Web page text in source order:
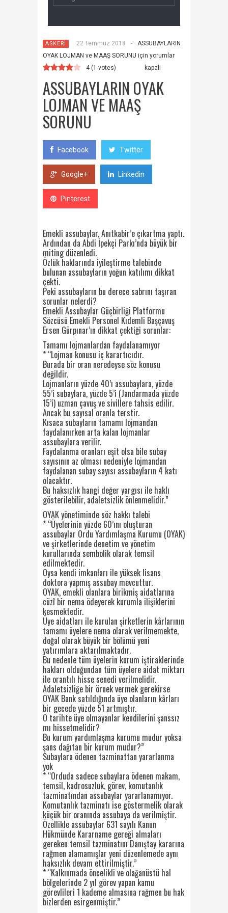
ASKERİ 22 Temmuz 2018 -
ASSUBAYLARIN
OYAK LOJMAN ve MAAŞ SORUNU için yorumlar
kapalı
4(1 votes)
ASSUBAYLARIN OYAK
LOJMAN VE MAAŞ
SORUNU
Facebook Twitter
Google+ Linkedin
Pinterest
Emekli assubaylar, Anıtkabir’e çıkartma yaptı.
Ardından da Abdi İpekçi Parkı’nda büyük bir
miting düzenledi.
Özlük haklarında iyileştirme talebinde
bulunan assubayların yoğun katılımı dikkat
çekti.
Peki assubayların bu derece sabrını taşıran
sorunlar nelerdi?
Emekli Assubaylar Güçbirliği Platformu
Sözcüsü Emekli Personel Kıdemli Başçavuş
Ersen Gürpınar’ın dikkat çektiği sorunlar:
Tamamı lojmanlardan faydalanamıyor
* “Lojman konusu iç karartıcıdır.
Burada bir oran neredeyse söz konusu
değildir.
Lojmanların yüzde 40’ı assubaylara, yüzde
55’i subaylara, yüzde 5’i (Jandarmada yüzde
15’i) uzman çavuş ve sivillere tahsis edilir.
Ancak bu sayısal oranla terstir.
Kısaca subayların tamamı lojmandan
faydalanırken arta kalan lojmanlar
assubaylara verilir.
Faydalanma oranları eşit olsa bile subay
sayısının az olması nedeniyle lojmandan
faydalanan subay sayısı assubayların 4 katı
olacaktır.
Bu haksızlık hangi değer yargısı ile haklı
gösterilebilir, adaletsizlik önlenmelidir.”
OYAK yönetiminde söz hakkı talebi
* “Üyelerinin yüzde 60’ını oluşturan
assubaylar Ordu Yardımlaşma Kurumu (OYAK)
ve şirketlerinde denetim ve yönetim
kurullarında sembolik olarak temsil
edilmektedir.
Oysa kendi imkanları ile yüksek lisans
doktora yapmış assubay mevcuttur.
OYAK, emekli olanlara birikmiş aidatlarına
cüzî bir nema ödeyerek kurumla ilişiklerini
kesmektedir.
Üye aidatları ile kurulan şirketlerin kârlarının
tamamı üyelere nema olarak verilmemekte,
doğal olarak büyük bir bölümü yeni
yatırımlara aktarılmaktadır.
Bu nedenle tüm üyelerin kurum iştiraklerinde
hakları olduğundan tüm üyelere aidat miktarı
ile orantılı hisse senedi verilmelidir.
Adaletsizliğe bir örnek vermek gerekirse
OYAK Bank satıldığında üye olanların kârları
bir gecede yüzde 51 artmıştır.
O tarihte üye olmayanlar kendilerini şanssız
mı hissetmelidir?
Bu kurum yardımlaşma kurumu mudur yoksa
şans dağıtan bir kurum mudur?”
Subaylara ödenen tazminattan yararlanma
yok
* “Orduda sadece subaylara ödenen makam,
temsil, kadrosuzluk, görev, komutanlık
tazminatından assubaylar yararlanamıyor.
Komutanlık tazminatı ise göstermelik olarak
küçük bir oranında assubaya da verilmiştir.
Özellikle assubaylar 631 sayılı Kanun
Hükmünde Kararname gereği almaları
gereken temsil tazminatını Danıştay kararına
rağmen alamamışlar yeni düzenlemede aynı
haksızlık devam ettirilmiştir.”
* “Kalkınmada öncelikli ve olağanüstü hal
bölgelerinde 2 yıl görev yapan kamu
görevlileri 1 kademe almasına rağmen bu hak
bizlerden esirgenmiştir.”